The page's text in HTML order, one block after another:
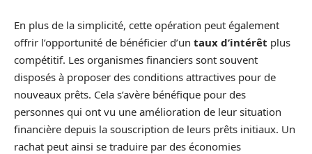
En plus de la simplicité, cette opération peut également
offrir l’opportunité de bénéficier d’un taux d’intérêt plus
compétitif. Les organismes financiers sont souvent
disposés à proposer des conditions attractives pour de
nouveaux prêts. Cela s’avère bénéfique pour des
personnes qui ont vu une amélioration de leur situation
financière depuis la souscription de leurs prêts initiaux. Un
rachat peut ainsi se traduire par des économies